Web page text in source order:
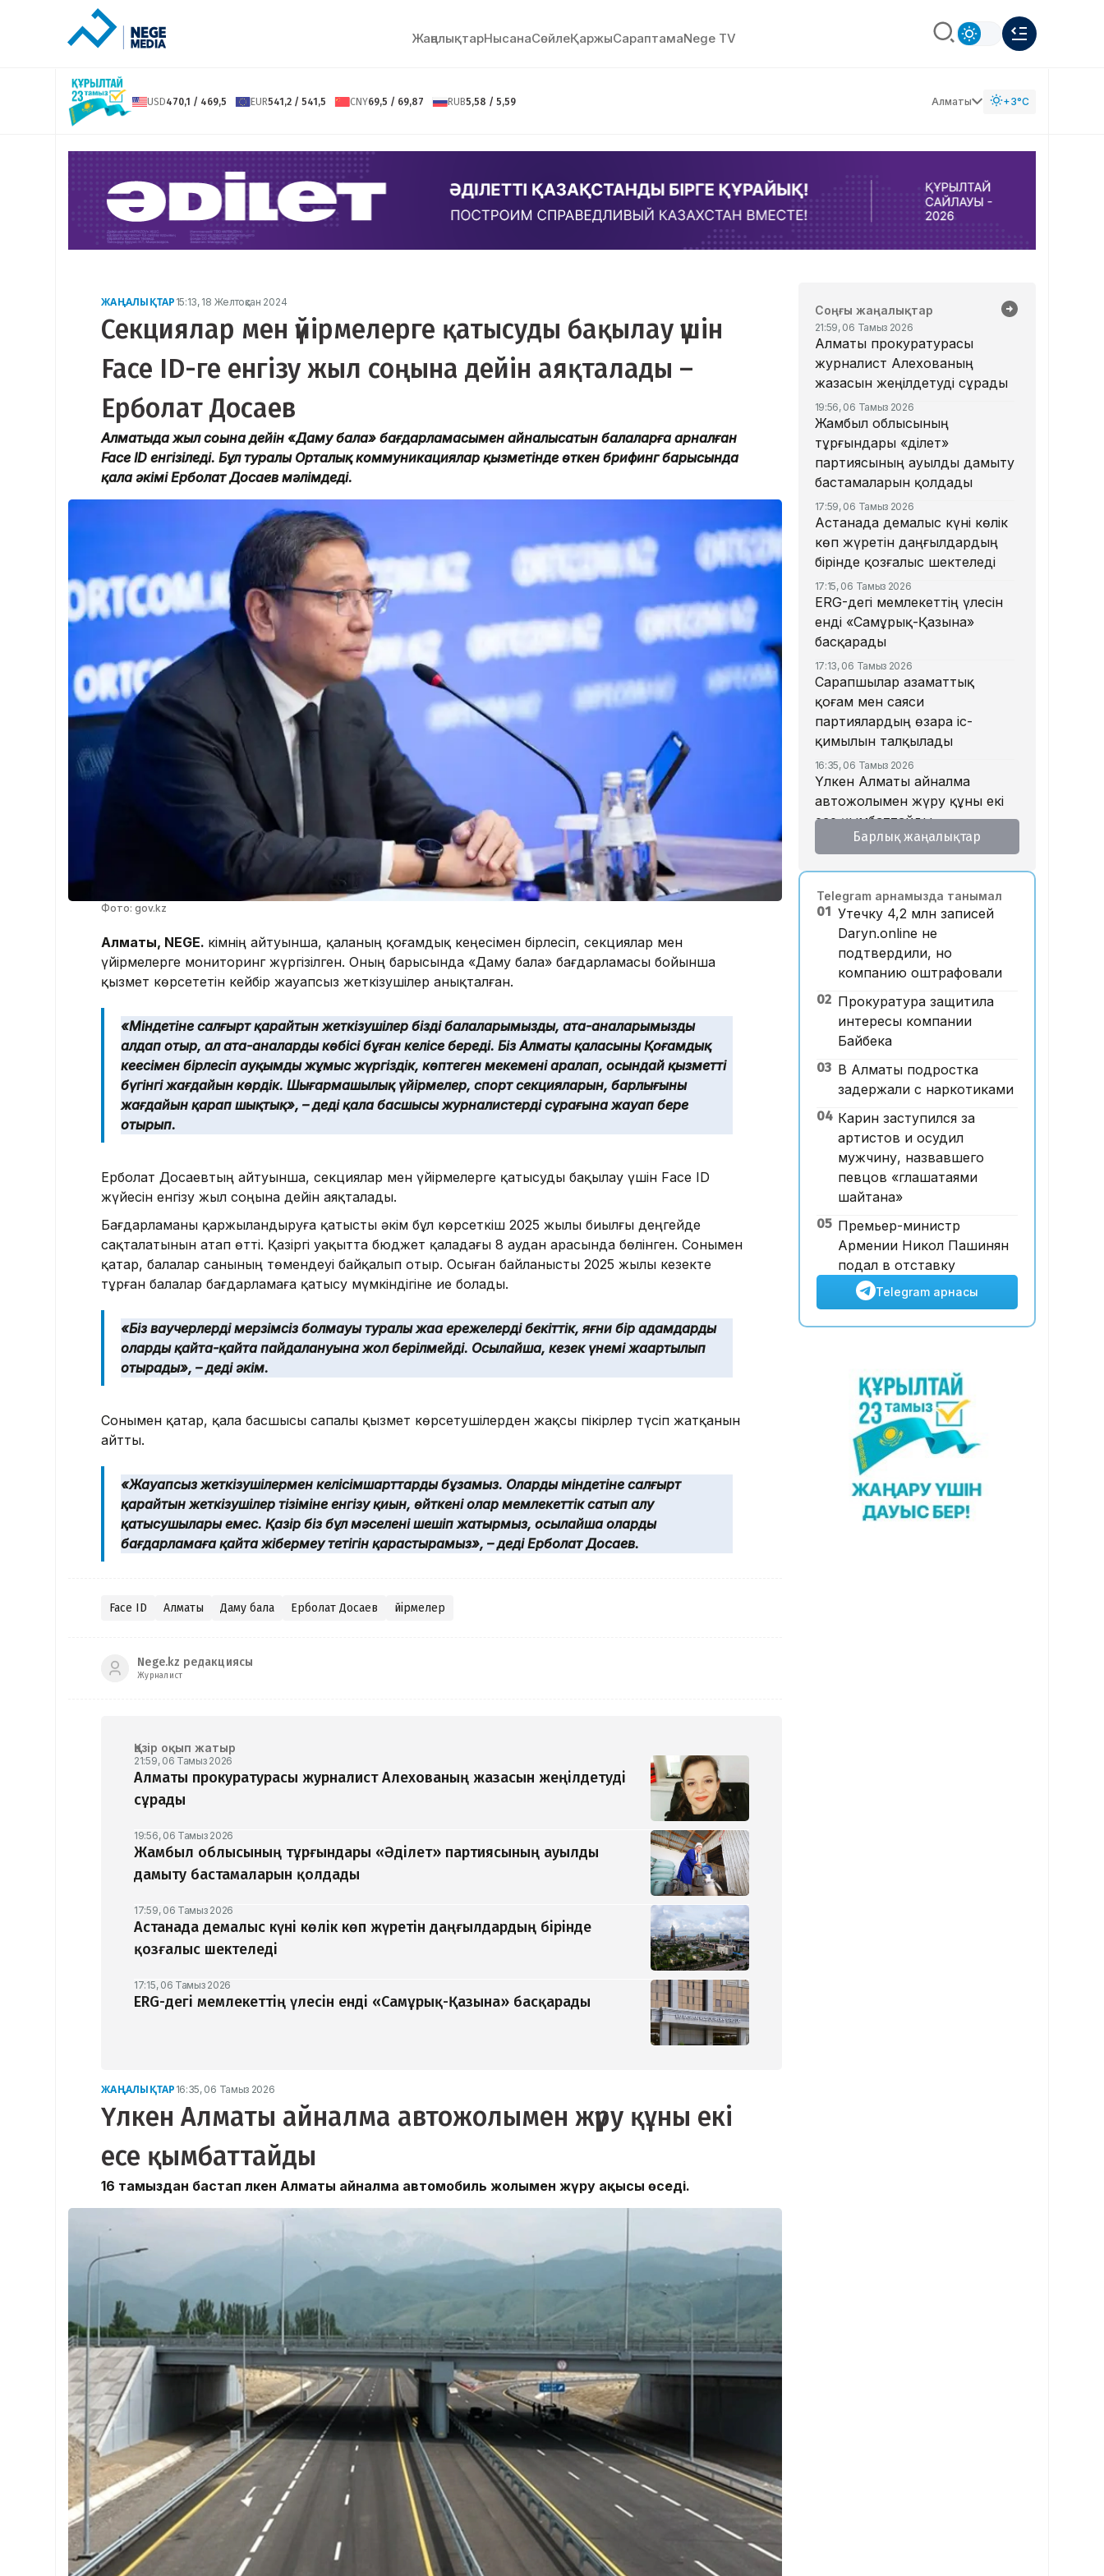
ЖаңалықтарНысанаСөйлeҚаржыСараптамаNege TV
USD470,1 / 469,5 EUR541,2 / 541,5 CNY69,5 / 69,87 RUB5,58 / 5,59 Алматы +3°C
ЖАҢАЛЫҚТАР 15:13, 18 Желтоқсан 2024
Секциялар мен үйірмелерге қатысуды бақылау үшін
Face ID-ге енгізу жыл соңына дейін аяқталады –
Ерболат Досаев
Алматыда жыл соңына дейін «Даму бала» бағдарламасымен айналысатын балаларға арналған
Face ID енгізіледі. Бұл туралы Орталық коммуникациялар қызметінде өткен брифинг барысында
қала әкімі Ерболат Досаев мәлімдеді.
Фото: gov.kz
Алматы, NEGE. Әкімнің айтуынша, қаланың қоғамдық кеңесімен бірлесіп, секциялар мен
үйірмелерге мониторинг жүргізілген. Оның барысында «Даму бала» бағдарламасы бойынша
қызмет көрсететін кейбір жауапсыз жеткізушілер анықталған.
«Міндетіне салғырт қарайтын жеткізушілер біздің балаларымызды, ата-аналарымызды
алдап отыр, ал ата-аналардың көбісі бұған келісе береді. Біз Алматы қаласының Қоғамдық
кеңесімен бірлесіп ауқымды жұмыс жүргіздік, көптеген мекемені аралап, осындай қызметтің
бүгінгі жағдайын көрдік. Шығармашылық үйірмелер, спорт секцияларын, барлығының
жағдайын қарап шықтық», – деді қала басшысы журналистердің сұрағына жауап бере
отырып.
Ерболат Досаевтың айтуынша, секциялар мен үйірмелерге қатысуды бақылау үшін Face ID
жүйесін енгізу жыл соңына дейін аяқталады.
Бағдарламаны қаржыландыруға қатысты әкім бұл көрсеткіш 2025 жылы биылғы деңгейде
сақталатынын атап өтті. Қазіргі уақытта бюджет қаладағы 8 аудан арасында бөлінген. Сонымен
қатар, балалар санының төмендеуі байқалып отыр. Осыған байланысты 2025 жылы кезекте
тұрған балалар бағдарламаға қатысу мүмкіндігіне ие болады.
«Біз ваучерлердің мерзімсіз болмауы туралы жаңа ережелерді бекіттік, яғни бір адамдардың
оларды қайта-қайта пайдалануына жол берілмейді. Осылайша, кезек үнемі жаңартылып
отырады», – деді әкім.
Сонымен қатар, қала басшысы сапалы қызмет көрсетушілерден жақсы пікірлер түсіп жатқанын
айтты.
«Жауапсыз жеткізушілермен келісімшарттарды бұзамыз. Оларды міндетіне салғырт
қарайтын жеткізушілер тізіміне енгізу қиын, өйткені олар мемлекеттік сатып алу
қатысушылары емес. Қазір біз бұл мәселені шешіп жатырмыз, осылайша оларды
бағдарламаға қайта жібермеу тетігін қарастырамыз», – деді Ерболат Досаев.
Face ID Алматы Даму бала Ерболат Досаев Үйірмелер
Nege.kz редакциясы
Журналист
Қазір оқып жатыр
21:59, 06 Тамыз 2026
Алматы прокуратурасы журналист Алехованың жазасын жеңілдетуді
сұрады
19:56, 06 Тамыз 2026
Жамбыл облысының тұрғындары «Әділет» партиясының ауылды
дамыту бастамаларын қолдады
17:59, 06 Тамыз 2026
Астанада демалыс күні көлік көп жүретін даңғылдардың бірінде
қозғалыс шектеледі
17:15, 06 Тамыз 2026
ERG-дегі мемлекеттің үлесін енді «Самұрық-Қазына» басқарады
ЖАҢАЛЫҚТАР 16:35, 06 Тамыз 2026
Үлкен Алматы айналма автожолымен жүру құны екі
есе қымбаттайды
16 тамыздан бастап Үлкен Алматы айналма автомобиль жолымен жүру ақысы өседі.
Соңғы жаңалықтар
21:59, 06 Тамыз 2026
Алматы прокуратурасы
журналист Алехованың
жазасын жеңілдетуді сұрады
19:56, 06 Тамыз 2026
Жамбыл облысының
тұрғындары «Әділет»
партиясының ауылды дамыту
бастамаларын қолдады
17:59, 06 Тамыз 2026
Астанада демалыс күні көлік
көп жүретін даңғылдардың
бірінде қозғалыс шектеледі
17:15, 06 Тамыз 2026
ERG-дегі мемлекеттің үлесін
енді «Самұрық-Қазына»
басқарады
17:13, 06 Тамыз 2026
Сарапшылар азаматтық
қоғам мен саяси
партиялардың өзара іс-
қимылын талқылады
16:35, 06 Тамыз 2026
Үлкен Алматы айналма
автожолымен жүру құны екі
есе қымбаттайды
16:32, 06 Тамыз 2026
мәнін түсіндірді
16:26, 06 Тамыз 2026
«Уахабист емеспін»: Бекболат
Тілеухан діни ұстанымына
қатысты жауап берді
14:52, 06 Тамыз 2026
Қазақстанда 2 млн теңге
жалақы қай саланың
мамандарына ұсынылады?
14:05, 06 Тамыз 2026
Астанада жолаушы мінген
ұшқышсыз әуе таксиі алғаш
рет көкке көтерілді
Барлық жаңалықтар
Telegram арнамызда танымал
01 Утечку 4,2 млн записей
Daryn.online не
подтвердили, но
компанию оштрафовали
02 Прокуратура защитила
интересы компании
Байбека
03 В Алматы подростка
задержали с наркотиками
04 Карин заступился за
артистов и осудил
мужчину, назвавшего
певцов «глашатаями
шайтана»
05 Премьер-министр
Армении Никол Пашинян
подал в отставку
Telegram арнасы